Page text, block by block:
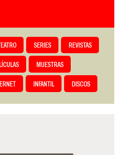
TEATRO SERIES REVISTAS
MUESTRAS
INFANTIL DISCOS